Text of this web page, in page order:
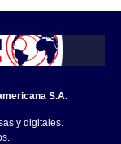
S.A.
y digitales.